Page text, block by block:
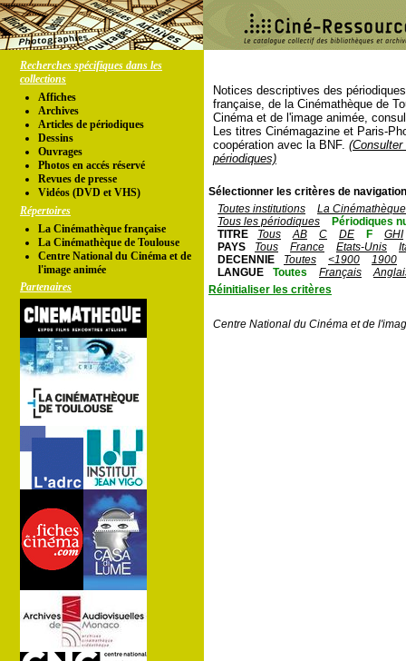
Recherches spécifiques dans les
collections
Affiches
Archives
Articles de périodiques
Dessins
Ouvrages
Photos en accés réservé
Revues de presse
Vidéos (DVD et VHS)
Répertoires
La Cinémathèque française
La Cinémathèque de Toulouse
Centre National du Cinéma et de
l'image animée
Partenaires
Notices descriptives des
française, de la Cinémathèque de
Cinéma et de l'image animée,
Les titres Cinémagazine et Paris-
coopération avec la BNF.
périodiques)
Sélectionner les critères de
Toutes institutions
La
Tous les périodiques
Périodiques
TITRE
Tous AB C DE F
GHI
PAYS
Tous France Etats-Unis
DECENNIE
Toutes <1900
1900
LANGUE
Toutes Français
Réinitialiser les critères
Centre National du Cinéma et de